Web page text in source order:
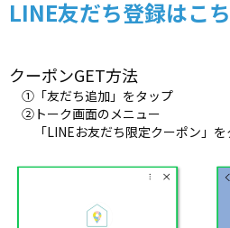
LINE友だち登録はこ
クーポンGET方法
①「友だち追加」をタップ
②トーク画面のメニュー
「LINEお友だち限定クーポン」を